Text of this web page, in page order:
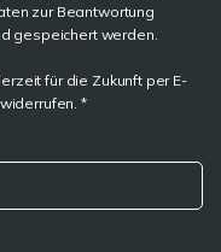
zur Beantwortung
gespeichert werden.
für die Zukunft per E-
*